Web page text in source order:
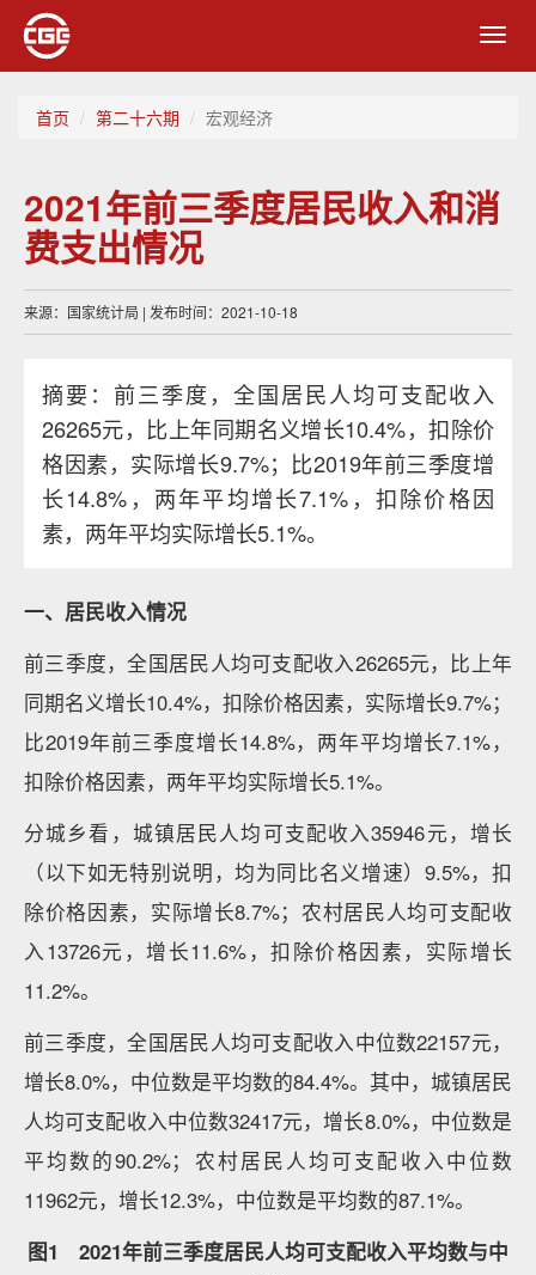
首页 第二十六期 宏观经济
2021年前三季度居民收入和消
费支出情况
来源：国家统计局 | 发布时间：2021-10-18
摘要：前三季度，全国居民人均可支配收入
26265元，比上年同期名义增长10.4%，扣除价
格因素，实际增长9.7%；比2019年前三季度增
长14.8%，两年平均增长7.1%，扣除价格因
素，两年平均实际增长5.1%。
一、居民收入情况
前三季度，全国居民人均可支配收入26265元，比上年
同期名义增长10.4%，扣除价格因素，实际增长9.7%；
比2019年前三季度增长14.8%，两年平均增长7.1%，
扣除价格因素，两年平均实际增长5.1%。
分城乡看，城镇居民人均可支配收入35946元，增长
（以下如无特别说明，均为同比名义增速）9.5%，扣
除价格因素，实际增长8.7%；农村居民人均可支配收
入13726元，增长11.6%，扣除价格因素，实际增长
11.2%。
前三季度，全国居民人均可支配收入中位数22157元，
增长8.0%，中位数是平均数的84.4%。其中，城镇居民
人均可支配收入中位数32417元，增长8.0%，中位数是
平均数的90.2%；农村居民人均可支配收入中位数
11962元，增长12.3%，中位数是平均数的87.1%。
图1 2021年前三季度居民人均可支配收入平均数与中